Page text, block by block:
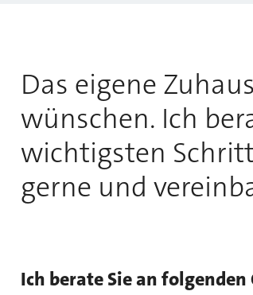
Das eigene
wünschen. Ich
wichtigsten
gerne und
Ich berate Sie an folgenden